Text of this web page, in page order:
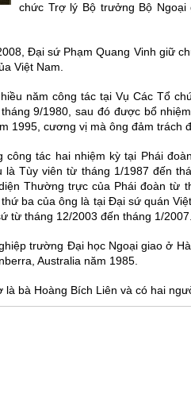
chức Trợ lý Bộ trưởng Bộ Ngoại
Đại sứ Phạm Quang Vinh giữ
Việt Nam.
năm công tác tại Vụ Các Tổ
9/1980, sau đó được bổ
1995, cương vị mà ông đảm trách
công tác hai nhiệm kỳ tại Phái
là Tùy viên từ tháng 1/1987 đến
Thường trực của Phái đoàn từ
ba của ông là tại Đại sứ quán
từ tháng 12/2003 đến tháng 1/
trường Đại học Ngoại giao ở
Australia năm 1985.
bà Hoàng Bích Liên và có hai